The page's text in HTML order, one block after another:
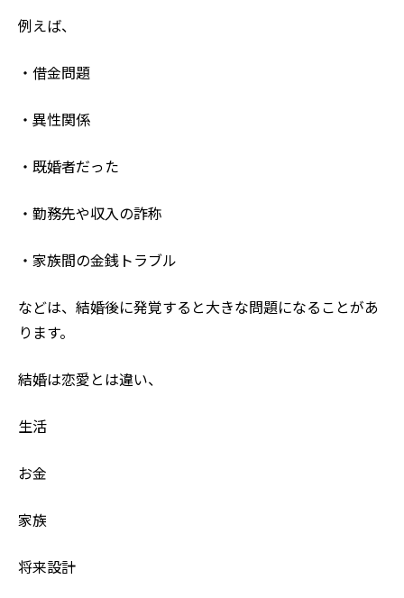
例えば、
・借金問題
・異性関係
・既婚者だった
・勤務先や収入の詐称
・家族間の金銭トラブル
などは、結婚後に発覚すると大きな問題になることがあ
ります。
結婚は恋愛とは違い、
生活
お金
家族
将来設計